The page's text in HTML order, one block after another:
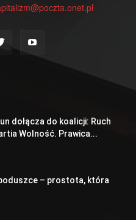
dołącza do koalicji: Ruch
Wolność. Prawica...
– prostota, która